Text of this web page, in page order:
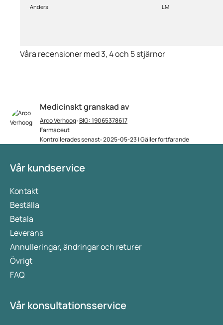
Medicinskt granskad av
Arco Verhoog:BIG: 19065378617
Farmaceut
Kontrollerades senast: 2025-05-23 | Gäller fortfarande
priserna är alldeles för höga på
Anders LM
Våra recensioner med 3, 4 och 5 stjärnor
Vår kundservice
Kontakt
Beställa
Betala
Leverans
Annulleringar, ändringar och returer
Övrigt
FAQ
Vår konsultationsservice